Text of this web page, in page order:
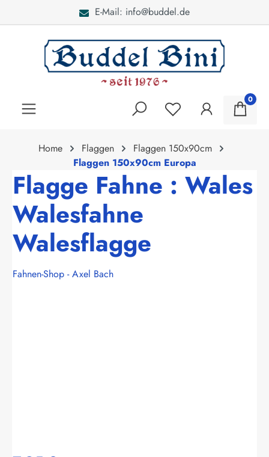
E-Mail: info@buddel.de
0
Home Flaggen
Flaggen 150x90cm
Flaggen 150x90cm Europa
Flagge Fahne : Wales
Walesfahne
Walesflagge
Fahnen-Shop - Axel Bach